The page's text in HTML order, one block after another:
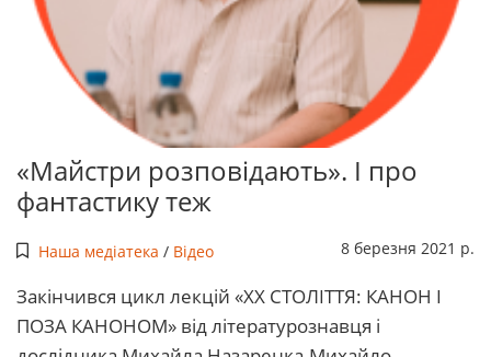
«Майстри розповідають». І про
фантастику теж
Наша медіатека / Відео 8 березня 2021 р.
Закінчився цикл лекцій «ХХ СТОЛІТТЯ: КАНОН І
ПОЗА КАНОНОМ» від літературознавця і